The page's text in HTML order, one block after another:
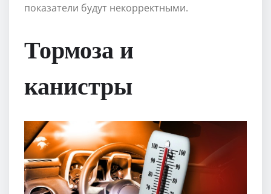
показатели будут некорректными.
Тормоза и
канистры